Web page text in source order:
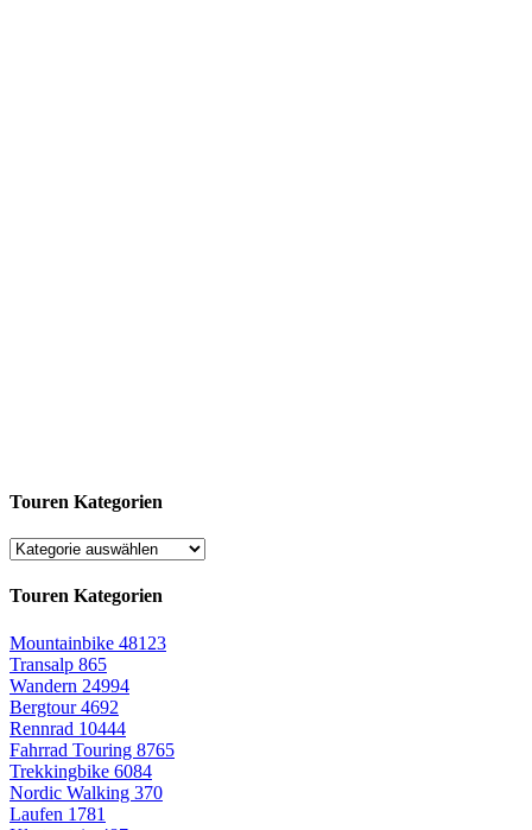
Touren Kategorien
Touren Kategorien
Mountainbike 48123
Transalp 865
Wandern 24994
Bergtour4692
Rennrad 10444
Fahrrad Touring 8765
Trekkingbike 6084
Nordic Walking 370
Laufen 1781